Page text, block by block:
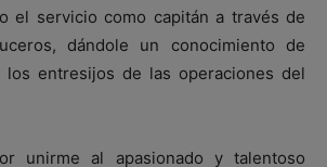
el servicio como capitán a través de
dándole un conocimiento de
los entresijos de las operaciones del
unirme al apasionado y talentoso